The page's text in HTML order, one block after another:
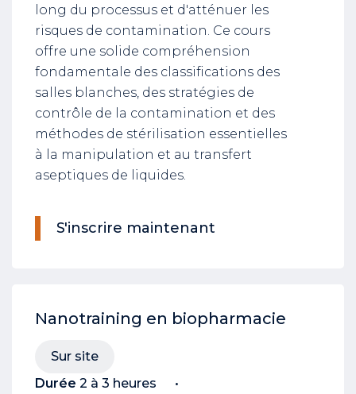
long du processus et d'atténuer les
risques de contamination. Ce cours
offre une solide compréhension
fondamentale des classifications des
salles blanches, des stratégies de
contrôle de la contamination et des
méthodes de stérilisation essentielles
à la manipulation et au transfert
aseptiques de liquides.
S'inscrire maintenant
Nanotraining en biopharmacie
Sur site
Durée 2 à 3 heures